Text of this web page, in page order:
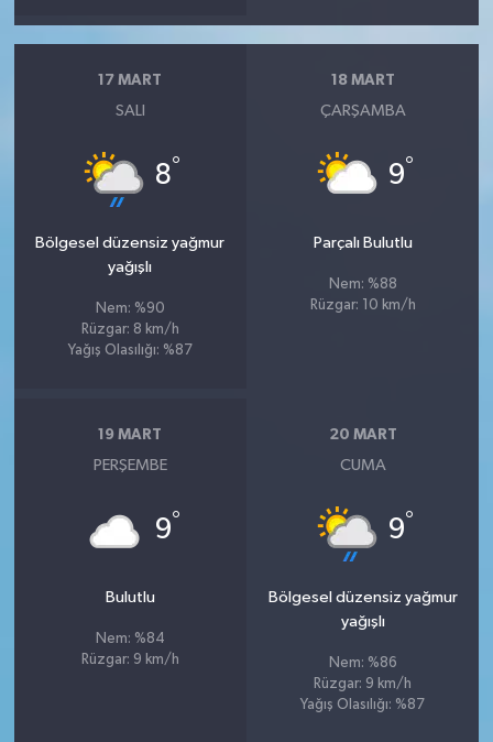
17 MART
SALI
8°
Bölgesel düzensiz yağmur
yağışlı
Nem: %90
Rüzgar: 8 km/h
Yağış Olasılığı: %87
18 MART
ÇARŞAMBA
9°
Parçalı Bulutlu
Nem: %88
Rüzgar: 10 km/h
19 MART
PERŞEMBE
9°
Bulutlu
Nem: %84
Rüzgar: 9 km/h
20 MART
CUMA
9°
Bölgesel düzensiz yağmur
yağışlı
Nem: %86
Rüzgar: 9 km/h
Yağış Olasılığı: %87